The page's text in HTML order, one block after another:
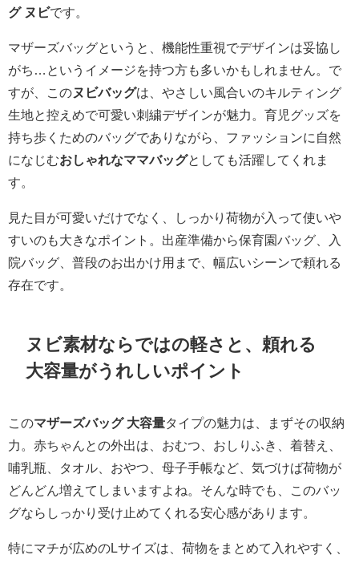
グ ヌビです。
マザーズバッグというと、機能性重視でデザインは妥協し
がち…というイメージを持つ方も多いかもしれません。で
すが、このヌビバッグは、やさしい風合いのキルティング
生地と控えめで可愛い刺繍デザインが魅力。育児グッズを
持ち歩くためのバッグでありながら、ファッションに自然
になじむおしゃれなママバッグとしても活躍してくれま
す。
見た目が可愛いだけでなく、しっかり荷物が入って使いや
すいのも大きなポイント。出産準備から保育園バッグ、入
院バッグ、普段のお出かけ用まで、幅広いシーンで頼れる
存在です。
ヌビ素材ならではの軽さと、頼れる
大容量がうれしいポイント
このマザーズバッグ 大容量タイプの魅力は、まずその収納
力。赤ちゃんとの外出は、おむつ、おしりふき、着替え、
哺乳瓶、タオル、おやつ、母子手帳など、気づけば荷物が
どんどん増えてしまいますよね。そんな時でも、このバッ
グならしっかり受け止めてくれる安心感があります。
特にマチが広めのLサイズは、荷物をまとめて入れやすく、